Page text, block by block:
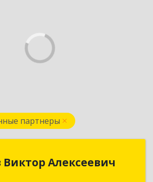
партнеры
Алексеевич